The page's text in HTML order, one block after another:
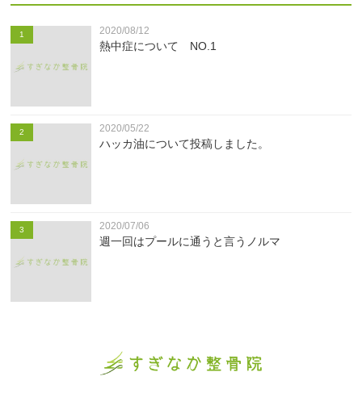
1 2020/08/12
熱中症について NO.1
2 2020/05/22
ハッカ油について投稿しました。
3 2020/07/06
週一回はプールに通うと言うノルマ